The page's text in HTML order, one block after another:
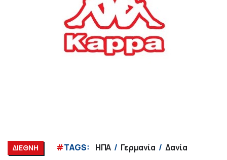
ΔΙΕΘΝΗ #TAGS: ΗΠΑ Γερμανία Δανία